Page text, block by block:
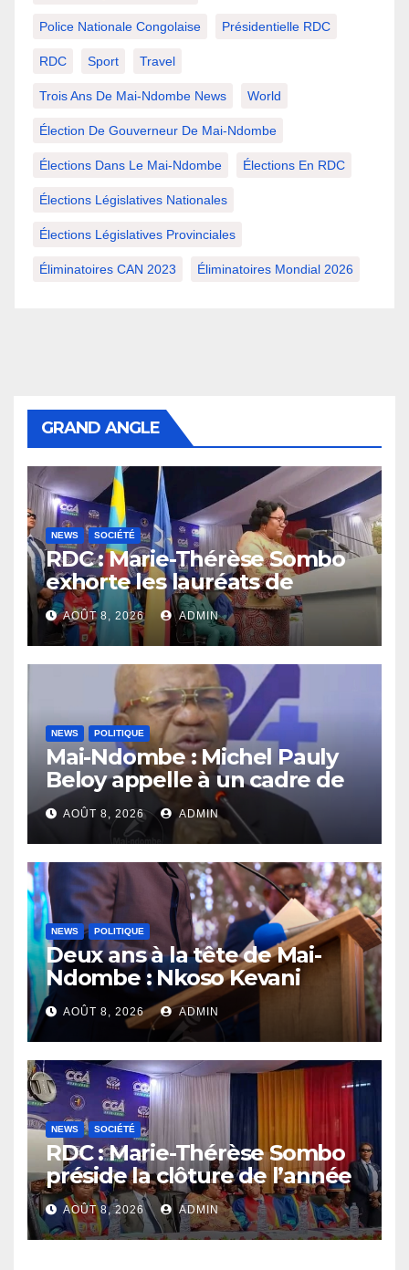
Police Nationale Congolaise Présidentielle RDC
RDC Sport Travel
Trois Ans De Mai-Ndombe News World
Élection De Gouverneur De Mai-Ndombe
Élections Dans Le Mai-Ndombe Élections En RDC
Élections Législatives Nationales
Élections Législatives Provinciales
Éliminatoires CAN 2023 Éliminatoires Mondial 2026
GRAND ANGLE
NEWS SOCIÉTÉ
RDC : Marie-Thérèse Sombo
exhorte les lauréats de
l’UNIKIN à mettre leurs
compétences au service de
la nation
AOÛT 8, 2026 ADMIN
NEWS POLITIQUE
Mai-Ndombe : Michel Pauly
Beloy appelle à un cadre de
concertation avant la tenue
du dialogue inclusif
AOÛT 8, 2026 ADMIN
NEWS POLITIQUE
Deux ans à la tête de Mai-
Ndombe : Nkoso Kevani
défend son bilan et fait de la
sécurité sa priorité
AOÛT 8, 2026 ADMIN
NEWS SOCIÉTÉ
RDC : Marie-Thérèse Sombo
préside la clôture de l’année
académique 2025-2026 à
l’UNIKIN
AOÛT 8, 2026 ADMIN